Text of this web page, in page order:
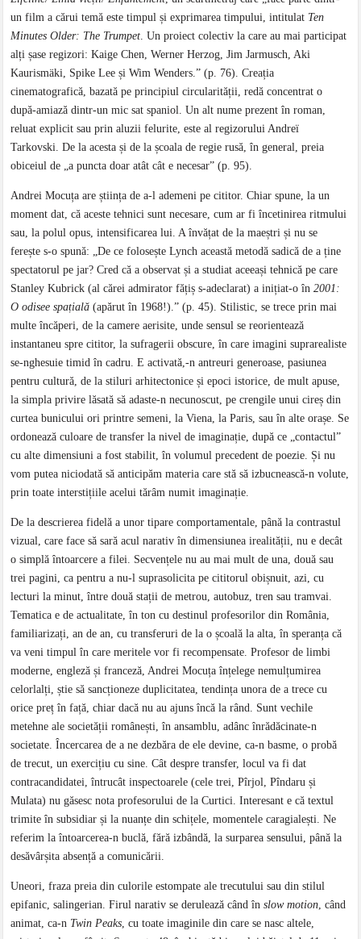
un film a cărui temă este timpul și exprimarea timpului, intitulat Ten
Minutes Older: The Trumpet . Un proiect colectiv la care au mai participat
alți șase regizori: Kaige Chen, Werner Herzog, Jim Jarmusch, Aki
Kaurismäki, Spike Lee și Wim Wenders.” (p. 76). Creația
cinematografică, bazată pe principiul circularității, redă concentrat o
după-amiază dintr-un mic sat spaniol. Un alt nume prezent în roman,
reluat explicit sau prin aluzii felurite, este al regizorului Andreï
Tarkovski. De la acesta și de la școala de regie rusă, în general, preia
obiceiul de „a puncta doar atât cât e necesar” (p. 95).
Andrei Mocuța are știința de a-l ademeni pe cititor. Chiar spune, la un
moment dat, că aceste tehnici sunt necesare, cum ar fi încetinirea ritmului
sau, la polul opus, intensificarea lui. A învățat de la maeștri și nu se
ferește s-o spună: „De ce folosește Lynch această metodă sadică de a ține
spectatorul pe jar? Cred că a observat și a studiat aceeași tehnică pe care
Stanley Kubrick (al cărei admirator fățiș s-adeclarat) a inițiat-o în2001:
O odisee spațială (apărut în 1968!).” (p. 45). Stilistic, se trece prin mai
multe încăperi, de la camere aerisite, unde sensul se reorientează
instantaneu spre cititor, la sufragerii obscure, în care imagini suprarealiste
se-nghesuie timid în cadru. E activată,-n antreuri generoase, pasiunea
pentru cultură, de la stiluri arhitectonice și epoci istorice, de mult apuse,
la simpla privire lăsată să adaste-n necunoscut, pe crengile unui cireș din
curtea bunicului ori printre semeni, la Viena, la Paris, sau în alte orașe. Se
ordonează culoare de transfer la nivel de imaginație, după ce „contactul”
cu alte dimensiuni a fost stabilit, în volumul precedent de poezie. Și nu
vom putea niciodată să anticipăm materia care stă să izbucnească-n volute,
prin toate interstițiile acelui tărâm numit imaginație.
De la descrierea fidelă a unor tipare comportamentale, până la contrastul
vizual, care face să sară acul narativ în dimensiunea irealității, nu e decât
o simplă întoarcere a filei. Secvențele nu au mai mult de una, două sau
trei pagini, ca pentru a nu-l suprasolicita pe cititorul obișnuit, azi, cu
lecturi la minut, între două stații de metrou, autobuz, tren sau tramvai.
Tematica e de actualitate, în ton cu destinul profesorilor din România,
familiarizați, an de an, cu transferuri de la o școală la alta, în speranța că
va veni timpul în care meritele vor fi recompensate. Profesor de limbi
moderne, engleză și franceză, Andrei Mocuța înțelege nemulțumirea
celorlalți, știe să sancționeze duplicitatea, tendința unora de a trece cu
orice preț în față, chiar dacă nu au ajuns încă la rând. Sunt vechile
metehne ale societății românești, în ansamblu, adânc înrădăcinate-n
societate. Încercarea de a ne dezbăra de ele devine, ca-n basme, o probă
de trecut, un exercițiu cu sine. Cât despre transfer, locul va fi dat
contracandidatei, întrucât inspectoarele (cele trei, Pîrjol, Pîndaru și
Mulata) nu găsesc nota profesorului de la Curtici. Interesant e că textul
trimite în subsidiar și la nuanțe din schițele, momentele caragialești. Ne
referim la întoarcerea-n buclă, fără izbândă, la surparea sensului, până la
desăvârșita absență a comunicării.
Uneori, fraza preia din culorile estompate ale trecutului sau din stilul
epifanic, salingerian. Firul narativ se derulează când înslow motion , când
animat, ca-n Twin Peaks , cu toate imaginile din care se nasc altele,